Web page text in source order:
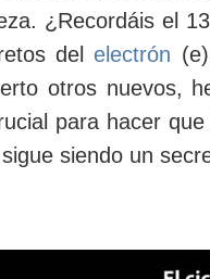
¿Recordáis el
delelectrón
otros nuevos,
para hacer
siendo un